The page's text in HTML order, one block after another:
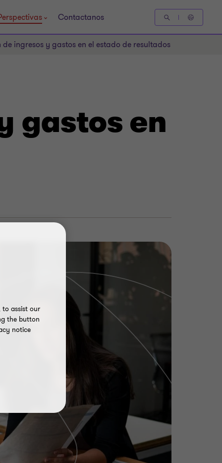
Contactanos
ingresos y gastos en el estado de resultados
gastos en
to assist our
the button
notice